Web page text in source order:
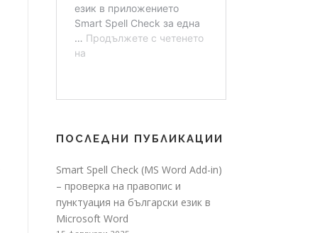
ПОСЛЕДНИ ПУБЛИКАЦИИ
Smart Spell Check (MS Word Add-in)
– проверка на правопис и
пунктуация на български език в
Microsoft Word